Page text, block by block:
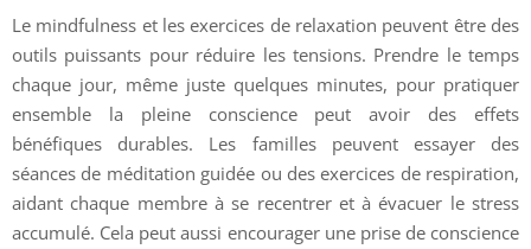
Le mindfulness et les exercices de relaxation peuvent être des
outils puissants pour réduire les tensions. Prendre le temps
chaque jour, même juste quelques minutes, pour pratiquer
ensemble la pleine conscience peut avoir des effets
bénéfiques durables. Les familles peuvent essayer des
séances de méditation guidée ou des exercices de respiration,
aidant chaque membre à se recentrer et à évacuer le stress
accumulé. Cela peut aussi encourager une prise de conscience